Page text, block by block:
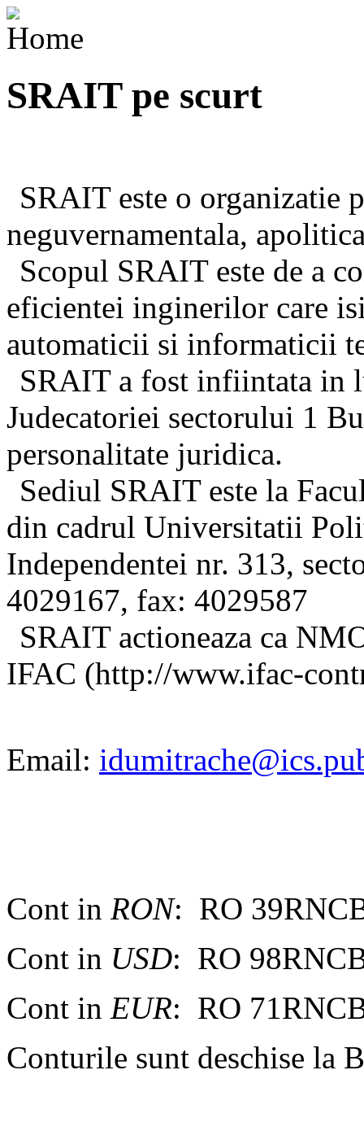
Home
SRAIT pe scurt
SRAIT este o organizatie
neguvernamentala,
Scopul SRAIT este de a
eficientei inginerilor care
automaticii si informaticii
SRAIT a fost infiintata in
Judecatoriei sectorului 1
personalitate juridica.
Sediul SRAIT este la
din cadrul Universitatii
Independentei nr. 313,
4029167, fax: 4029587
SRAIT actioneaza ca
IFAC (http://www.ifac-
Email:
Cont in RON: RO
Cont in USD: RO
Cont in EUR: RO
Conturile sunt deschise la